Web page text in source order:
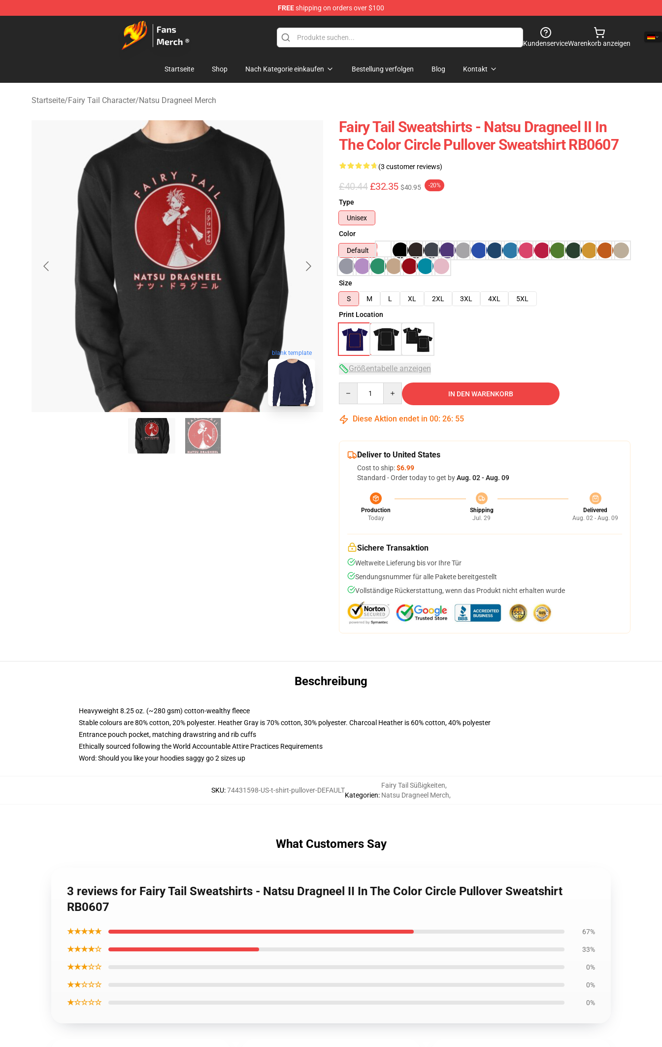
FREEshipping on orders over $100
Fairy Tail Store - Official Fairy Tail Merchandise Shop
KundenserviceWarenkorb anzeigen
Startseite Shop Nach Kategorie einkaufen Bestellung verfolgen Blog Kontakt
Startseite/Fairy Tail Character/Natsu Dragneel Merch
blank template
Fairy Tail Sweatshirts - Natsu Dragneel II In
The Color Circle Pullover Sweatshirt RB0607
(3 customer reviews)
£40.44 £32.35 $40.95 -20%
Type
Unisex
Color
Default
Size
S
M L XL 2XL 3XL 4XL
5XL
Print Location
Größentabelle anzeigen
IN DEN WARENKORB
Diese Aktion endet in 00: 26: 54
Deliver to United States
Cost to ship:$6.99
Standard - Order today to get byAug. 02 - Aug. 09
Production
Today
Shipping
Jul. 29
Delivered
Aug. 02 - Aug. 09
Sichere Transaktion
Weltweite Lieferung bis vor Ihre Tür
Sendungsnummer für alle Pakete bereitgestellt
Vollständige Rückerstattung, wenn das Produkt nicht erhalten wurde
Beschreibung
Heavyweight 8.25 oz. (~280 gsm) cotton-wealthy fleece
Stable colours are 80% cotton, 20% polyester. Heather Gray is 70% cotton, 30% polyester. Charcoal Heather is 60% cotton, 40% polyester
Entrance pouch pocket, matching drawstring and rib cuffs
Ethically sourced following the World Accountable Attire Practices Requirements
Word: Should you like your hoodies saggy go 2 sizes up
SKU:74431598-US-t-shirt-pullover-DEFAULT
Kategorien:
Fairy Tail Süßigkeiten,
Natsu Dragneel Merch,
What Customers Say
3 reviews for Fairy Tail Sweatshirts - Natsu Dragneel II In The Color Circle Pullover Sweatshirt
RB0607
★★★★★ 67%
★★★★☆ 33%
★★★☆☆ 0%
★★☆☆☆ 0%
★☆☆☆☆ 0%